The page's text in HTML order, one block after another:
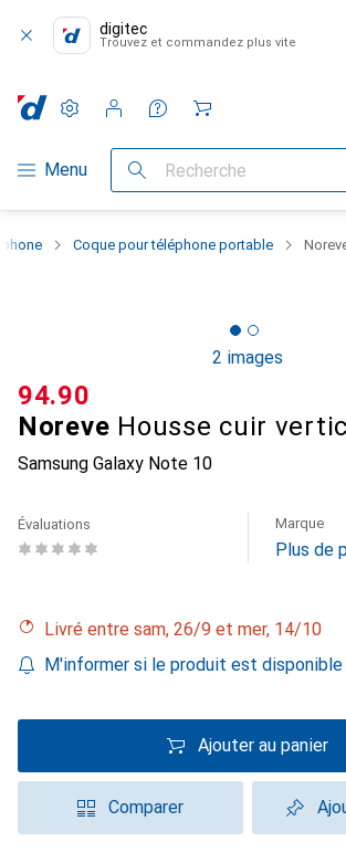
digitec
Trouvez et commandez plus vite
Navigation par catégorie
Menu Recherche
Paramètres
Compte client
Listes de comparaison
Listes d'envies
Panier
Coque pour téléphone portable
2 images
Noreve Housse cuir
Samsung Galaxy Note 10
CHF
94.90
Évaluations Marque
Plus de
Livré entre sam, 26/9 et mer, 14/10
M'informer si le produit est
Ajouter au panier
Comparer